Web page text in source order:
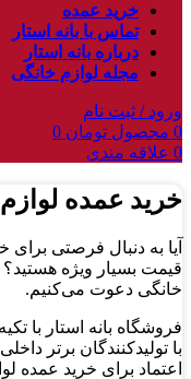
خرید عمده
تماس با بانه استار
درباره بانه استار
مجله لوازم خانگی
ورود / ثبت نام
0 محصول تومان
0 علاقه مندی
خرید عمده لوازم
آیا به دنبال فرصتی برای
قیمت بسیار ویژه هستید؟
خانگی دعوت می‌کنیم.
فروشگاه بانه استار با
با تولیدکنندگان برتر
اعتماد برای خرید عمده